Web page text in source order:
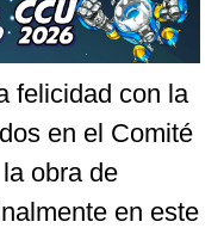
felicidad con la
en el Comité
obra de
en este